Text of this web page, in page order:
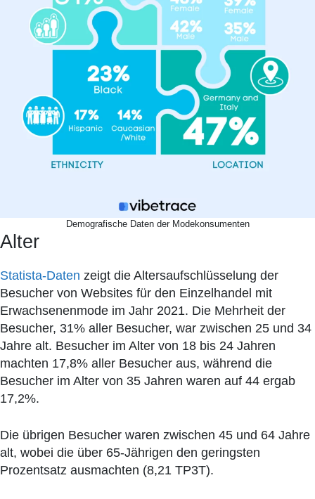
Demografische Daten der Modekonsumenten
Alter
Statista-Daten zeigt die Altersaufschlüsselung der
Besucher von Websites für den Einzelhandel mit
Erwachsenenmode im Jahr 2021. Die Mehrheit der
Besucher, 31% aller Besucher, war zwischen 25 und 34
Jahre alt. Besucher im Alter von 18 bis 24 Jahren
machten 17,8% aller Besucher aus, während die
Besucher im Alter von 35 Jahren waren auf 44 ergab
17,2%.
Die übrigen Besucher waren zwischen 45 und 64 Jahre
alt, wobei die über 65-Jährigen den geringsten
Prozentsatz ausmachten (8,21 TP3T).